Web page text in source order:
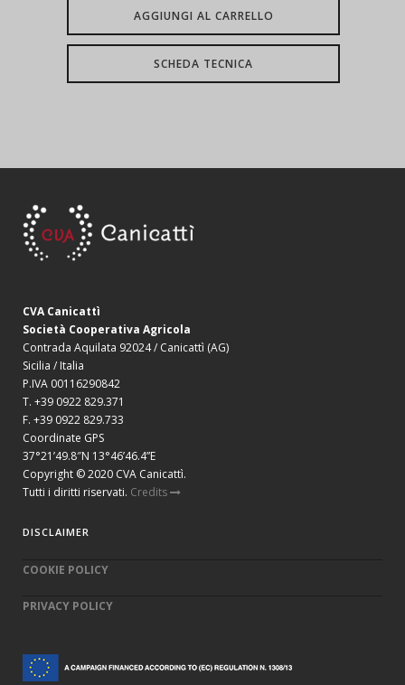
AGGIUNGI AL CARRELLO
SCHEDA TECNICA
CVA Canicattì
Società Cooperativa Agricola
Contrada Aquilata 92024 / Canicattì (AG)
Sicilia / Italia
P.IVA 00116290842
T. +39 0922 829.371
F. +39 0922 829.733
Coordinate GPS
37°21’49.8″N 13°46’46.4”E
Copyright © 2020 CVA Canicattì.
Tutti i diritti riservati. Credits
DISCLAIMER
COOKIE POLICY
PRIVACY POLICY